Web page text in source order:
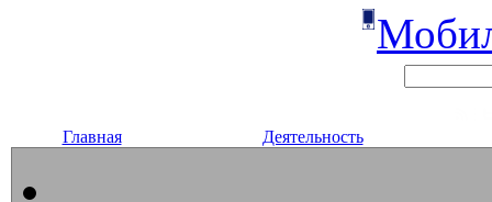
Главная Деятельность